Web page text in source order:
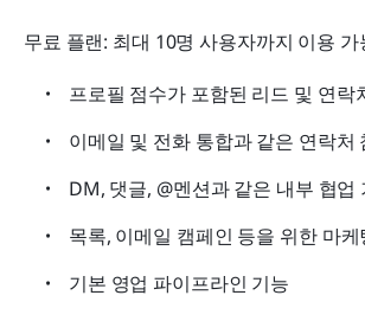
무료 플랜: 최대 10명 사용자까지 이용 가
프로필 점수가 포함된 리드 및 연락
이메일 및 전화 통합과 같은 연락처
DM, 댓글, @멘션과 같은 내부 협업
목록, 이메일 캠페인 등을 위한 마
기본 영업 파이프라인 기능